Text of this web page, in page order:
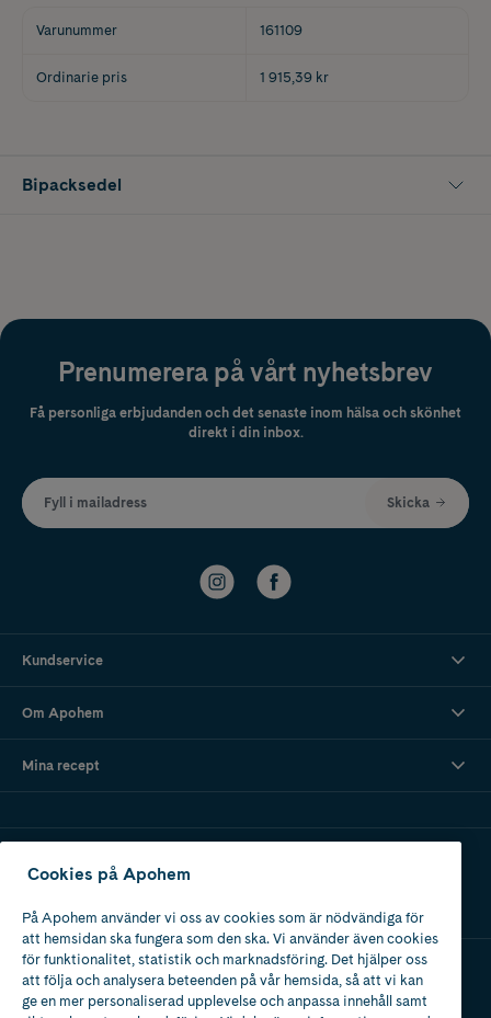
Varunummer 161109
Ordinarie pris 1 915,39 kr
Bipacksedel
Prenumerera på vårt nyhetsbrev
Få personliga erbjudanden och det senaste inom hälsa och skönhet
direkt i din inbox.
Fyll i mailadress Skicka
Kundservice
Om Apohem
Mina recept
Apotek med tillstånd
av Läkemedelsverket
Cookies på Apohem
På Apohem använder vi oss av cookies som är nödvändiga för
att hemsidan ska fungera som den ska. Vi använder även cookies
för funktionalitet, statistik och marknadsföring. Det hjälper oss
att följa och analysera beteenden på vår hemsida, så att vi kan
ge en mer personaliserad upplevelse och anpassa innehåll samt